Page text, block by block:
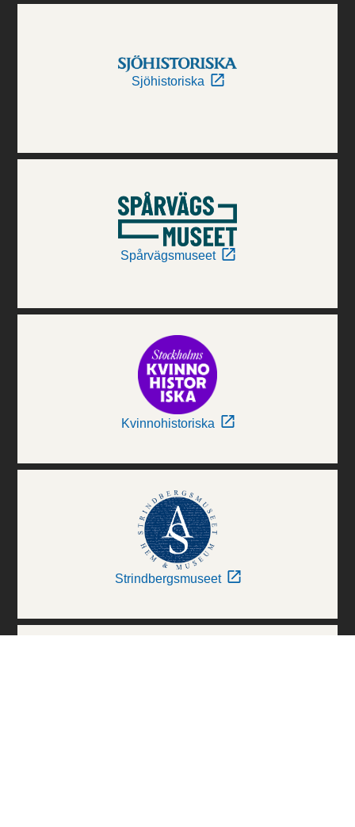
Sjöhistoriska
Spårvägsmuseet
Kvinnohistoriska
Strindbergsmuseet